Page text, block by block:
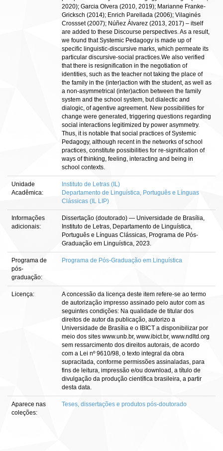
2020); Garcia Olvera (2010, 2019); Marianne Franke-
Gricksch (2014); Enrich Parellada (2006); Vilaginés
Crossset (2007); Núñez Álvarez (2013, 2017) – itself
are added to these Discourse perspectives. As a result,
we found that Systemic Pedagogy is made up of
specific linguistic-discursive marks, which permeate its
particular discursive-social practices.We also verified
that there is resignification in the negotiation of
identities, such as the teacher not taking the place of
the family in the (inter)action with the student, as well as
a non-asymmetrical (inter)action between the family
system and the school system, but dialectic and
dialogic, of agentive agreement. New possibilities for
change were generated, triggering questions regarding
social interactions legitimized by power asymmetry.
Thus, it is notable that social practices of Systemic
Pedagogy, although recent in the networks of school
practices, constitute possibilities for re-signification of
ways of thinking, feeling, interacting and being in
school contexts.
Unidade
Acadêmica:
Instituto de Letras (IL)
Departamento de Linguística, Português e Línguas
Clássicas (IL LIP)
Informações
adicionais:
Dissertação (doutorado) — Universidade de Brasília,
Instituto de Letras, Departamento de Linguística,
Português e Línguas Clássicas, Programa de Pós-
Graduação em Linguística, 2023.
Programa de
pós-
graduação:
Programa de Pós-Graduação em Linguística
Licença:
A concessão da licença deste item refere-se ao termo
de autorização impresso assinado pelo autor com as
seguintes condições: Na qualidade de titular dos
direitos de autor da publicação, autorizo a
Universidade de Brasília e o IBICT a disponibilizar por
meio dos sites www.unb.br, www.ibict.br, www.ndltd.org
sem ressarcimento dos direitos autorais, de acordo
com a Lei nº 9610/98, o texto integral da obra
supracitada, conforme permissões assinaladas, para
fins de leitura, impressão e/ou download, a título de
divulgação da produção científica brasileira, a partir
desta data.
Aparece nas
coleções:
Teses, dissertações e produtos pós-doutorado